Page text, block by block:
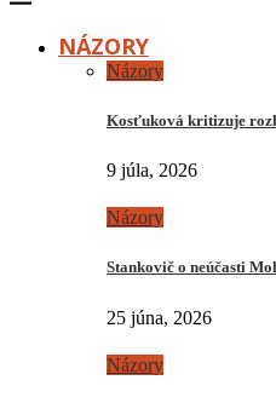
NÁZORY
Názory
Kosťuková kritizuje
9 júla, 2026
Názory
Stankovič o neúčasti
25 júna, 2026
Názory